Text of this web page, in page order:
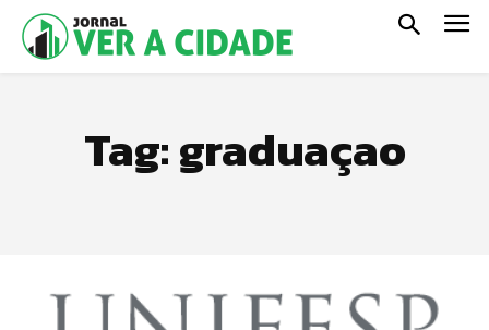
Tag:graduaçao